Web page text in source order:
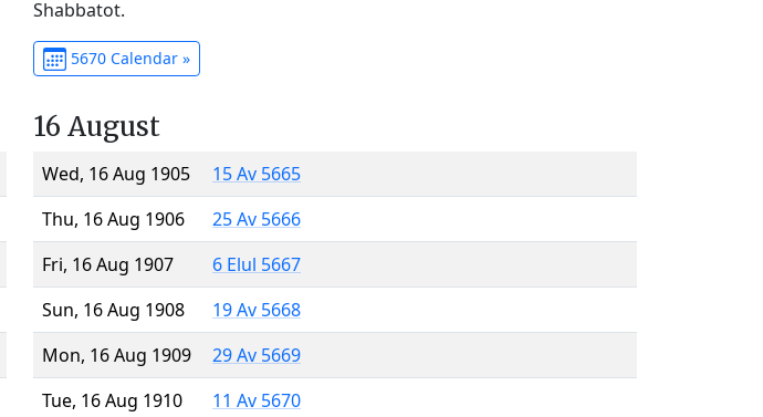
Shabbatot.
5670 Calendar »
16 August
Wed, 16 Aug 1905
15 Av 5665
Thu, 16 Aug 1906
25 Av 5666
Fri, 16 Aug 1907
6 Elul 5667
Sun, 16 Aug 1908
19 Av 5668
Mon, 16 Aug 1909
29 Av 5669
Tue, 16 Aug 1910
11 Av 5670